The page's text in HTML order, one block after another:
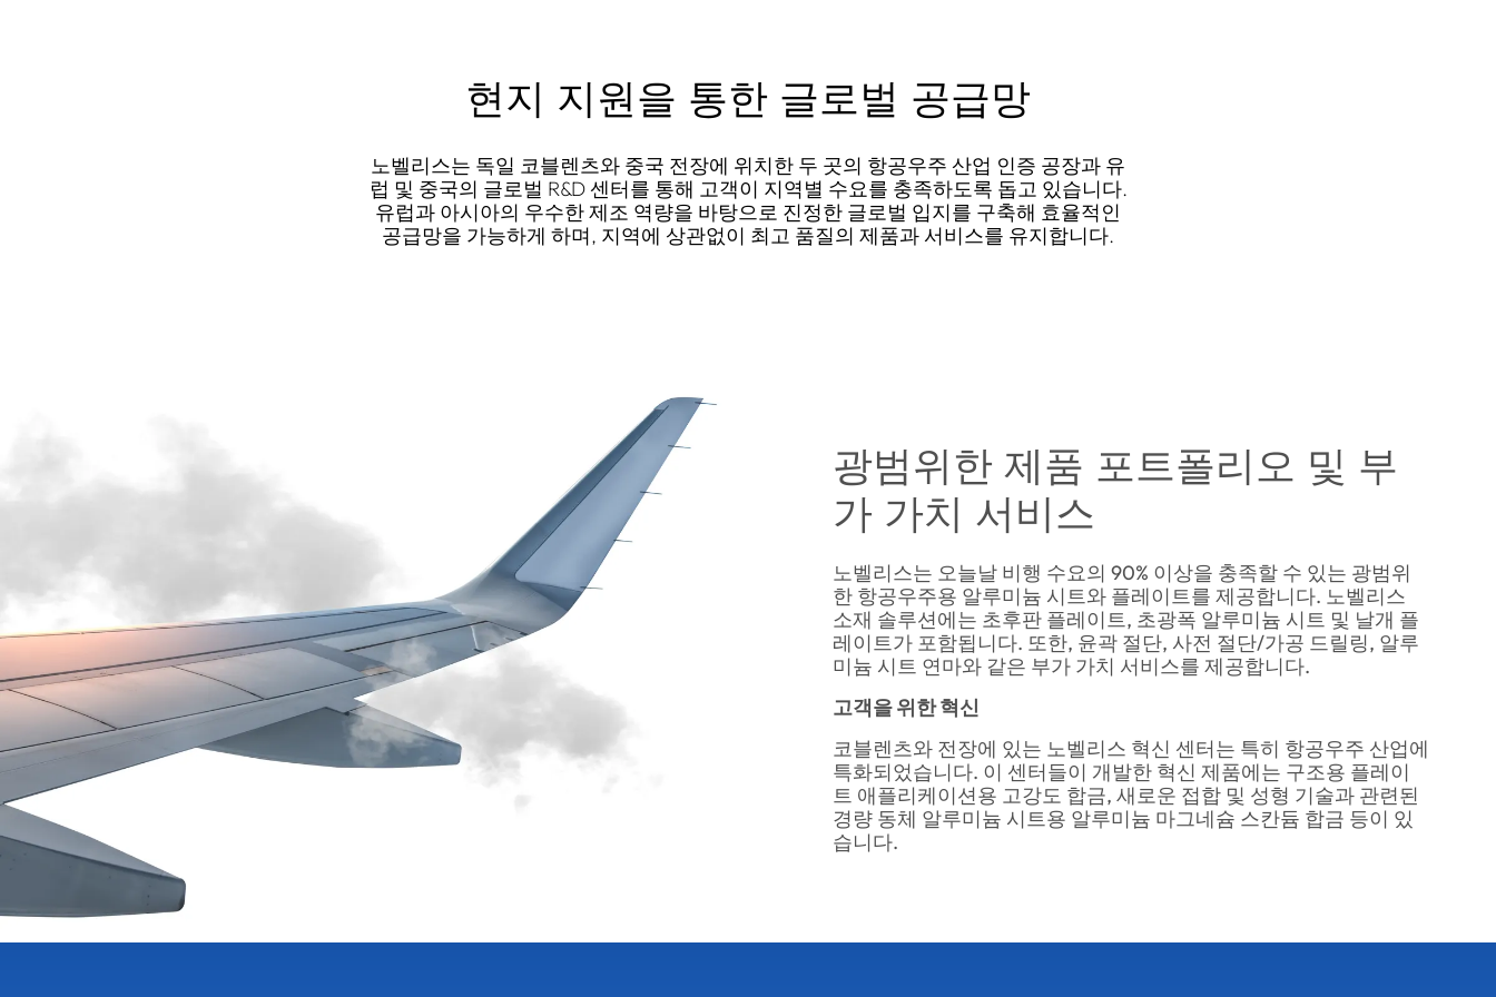
현지 지원을 통한 글로벌 공급망
노벨리스는 독일 코블렌츠와 중국 전장에 위치한 두 곳의 항공우주 산업 인증 공장과 유
럽 및 중국의 글로벌 R&D 센터를 통해 고객이 지역별 수요를 충족하도록 돕고 있습니다.
유럽과 아시아의 우수한 제조 역량을 바탕으로 진정한 글로벌 입지를 구축해 효율적인
공급망을 가능하게 하며, 지역에 상관없이 최고 품질의 제품과 서비스를 유지합니다.
광범위한 제품 포트폴리오 및 부
가 가치 서비스
노벨리스는 오늘날 비행 수요의 90% 이상을 충족할 수 있는 광범위
한 항공우주용 알루미늄 시트와 플레이트를 제공합니다. 노벨리스
소재 솔루션에는 초후판 플레이트, 초광폭 알루미늄 시트 및 날개 플
레이트가 포함됩니다. 또한, 윤곽 절단, 사전 절단/가공 드릴링, 알루
미늄 시트 연마와 같은 부가 가치 서비스를 제공합니다.
고객을 위한 혁신
코블렌츠와 전장에 있는 노벨리스 혁신 센터는 특히 항공우주 산업에
특화되었습니다. 이 센터들이 개발한 혁신 제품에는 구조용 플레이
트 애플리케이션용 고강도 합금, 새로운 접합 및 성형 기술과 관련된
경량 동체 알루미늄 시트용 알루미늄 마그네슘 스칸듐 합금 등이 있
습니다.